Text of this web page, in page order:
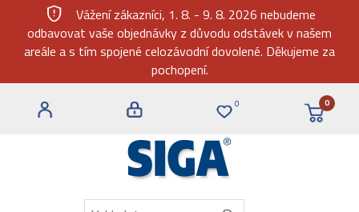
gpp_maybe
Vážení zákazníci, 1. 8. - 9. 8. 2026 nebudeme
odbavovat vaše objednávky z důvodu odstávek v našem
areále a s tím spojené celozávodní dovolené. Děkujeme za
pochopení.
0 0